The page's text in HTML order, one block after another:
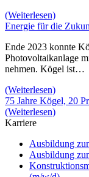
(Weiterlesen)
Energie für die
Ende 2023 konnte
Photovoltaikanlage
nehmen. Kögel ist…
(Weiterlesen)
75 Jahre Kögel, 20
(Weiterlesen)
Karriere
Ausbildung
Ausbildung